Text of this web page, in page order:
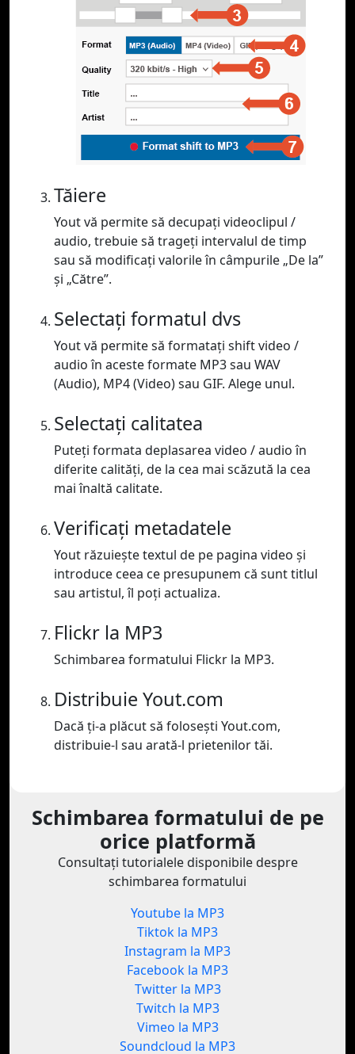
Tăiere
Yout vă permite să decupați videoclipul /
audio, trebuie să trageți intervalul de timp
sau să modificați valorile în câmpurile „De la”
și „Către”.
Selectați formatul dvs
Yout vă permite să formatați shift video /
audio în aceste formate MP3 sau WAV
(Audio), MP4 (Video) sau GIF. Alege unul.
Selectați calitatea
Puteți formata deplasarea video / audio în
diferite calități, de la cea mai scăzută la cea
mai înaltă calitate.
Verificați metadatele
Yout răzuiește textul de pe pagina video și
introduce ceea ce presupunem că sunt titlul
sau artistul, îl poți actualiza.
Flickr la MP3
Schimbarea formatului Flickr la MP3.
Distribuie Yout.com
Dacă ți-a plăcut să folosești Yout.com,
distribuie-l sau arată-l prietenilor tăi.
Schimbarea formatului de pe
orice platformă
Consultați tutorialele disponibile despre
schimbarea formatului
Youtube la MP3
Tiktok la MP3
Instagram la MP3
Facebook la MP3
Twitter la MP3
Twitch la MP3
Vimeo la MP3
Soundcloud la MP3